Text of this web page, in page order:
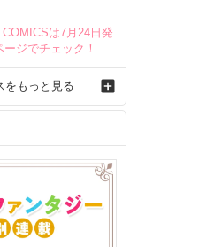
COMICSは7月24日発
ジでチェック！
をもっと見る